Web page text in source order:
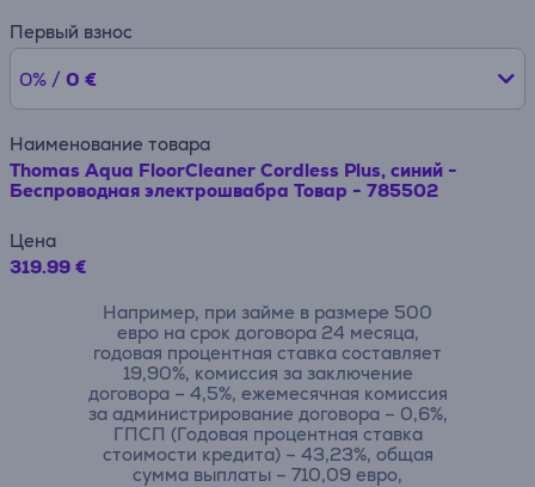
Первый взнос
0% / 0 €
Наименование товара
Thomas Aqua FloorCleaner Cordless Plus, синий -
Беспроводная электрошвабра Товар - 785502
Цена
319.99 €
Например, при займе в размере 500
евро на срок договора 24 месяца,
годовая процентная ставка составляет
19,90%, комиссия за заключение
договора – 4,5%, ежемесячная комиссия
за администрирование договора – 0,6%,
ГПСП (Годовая процентная ставка
стоимости кредита) – 43,23%, общая
сумма выплаты – 710,09 евро,